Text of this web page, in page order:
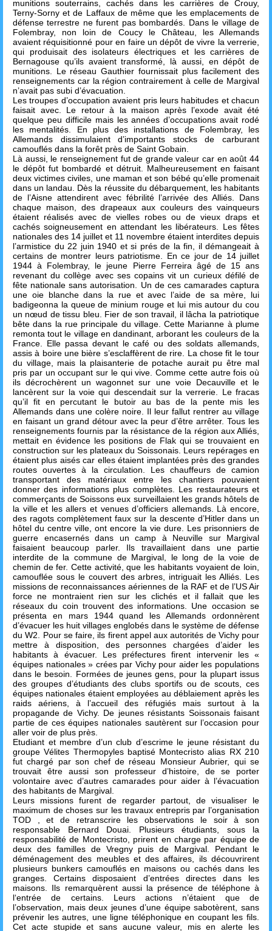
munitions souterrains, cachés dans les carrières de Crouy,
Terny-Sorny et de Laffaux de même que les emplacements de
défense terrestre ne furent pas bombardés. Dans le village de
Folembray, non loin de Coucy le Château, les Allemands
avaient réquisitionné pour en faire un dépôt de vivre la verrerie,
qui produisait des isolateurs électriques et les carrières de
Bernagouse qu’ils avaient transformé, là aussi, en dépôt de
munitions. Le réseau Gauthier fournissait plus facilement des
renseignements car la région contrairement à celle de Margival
n’avait pas subi d’évacuation.
Les troupes d’occupation avaient pris leurs habitudes et chacun
faisait avec. Le retour à la maison après l’exode avait été
quelque peu difficile mais les années d’occupations avait rodé
les mentalités. En plus des installations de Folembray, les
Allemands dissimulaient d’importants stocks de carburant
camouflés dans la forêt près de Saint Gobain.
Là aussi, le renseignement fut de grande valeur car en août 44
le dépôt fut bombardé et détruit. Malheureusement en faisant
deux victimes civiles, une maman et son bébé qu’elle promenait
dans un landau. Dès la réussite du débarquement, les habitants
de l’Aisne attendirent avec fébrilité l’arrivée des Alliés. Dans
chaque maison, des drapeaux aux couleurs des vainqueurs
étaient réalisés avec de vielles robes ou de vieux draps et
cachés soigneusement en attendant les libérateurs. Les fêtes
nationales des 14 juillet et 11 novembre étaient interdites depuis
l’armistice du 22 juin 1940 et si prés de la fin, il démangeait à
certains de montrer leurs patriotisme. En ce jour de 14 juillet
1944 à Folembray, le jeune Pierre Ferreira âgé de 15 ans
revenant du collège avec ses copains vit un curieux défilé de
fête nationale sans autorisation. Un de ces camarades captura
une oie blanche dans la rue et avec l’aide de sa mère, lui
badigeonna la queue de minium rouge et lui mis autour du cou
un nœud de tissu bleu. Fier de son travail, il lâcha la patriotique
bête dans la rue principale du village. Cette Marianne à plume
remonta tout le village en dandinant, arborant les couleurs de la
France. Elle passa devant le café ou des soldats allemands,
assis à boire une bière s’esclaffèrent de rire. La chose fit le tour
du village, mais la plaisanterie de potache aurait pu être mal
pris par un occupant sur le qui vive. Comme cette autre fois où
ils décrochèrent un wagonnet sur une voie Decauville et le
lancèrent sur la voie qui descendait sur la verrerie. Le fracas
qu’il fit en percutant le butoir au bas de la pente mis les
Allemands dans une colère noire. Il leur fallut rentrer au village
en faisant un grand détour avec la peur d’être arrêter. Tous les
renseignements fournis par la résistance de la région aux Alliés,
mettait en évidence les positions de Flak qui se trouvaient en
construction sur les plateaux du Soissonais. Leurs repérages en
étaient plus aisés car elles étaient implantées près des grandes
routes ouvertes à la circulation. Les chauffeurs de camion
transportant des matériaux entre les chantiers pouvaient
donner des informations plus complètes. Les restaurateurs et
commerçants de Soissons eux surveillaient les grands hôtels de
la ville et les allers et venues d’officiers allemands. Là encore,
des ragots complètement faux sur la descente d’Hitler dans un
hôtel du centre ville, ont encore la vie dure. Les prisonniers de
guerre encasernés dans un camp à Neuville sur Margival
faisaient beaucoup parler. Ils travaillaient dans une partie
interdite de la commune de Margival, le long de la voie de
chemin de fer. Cette activité, que les habitants voyaient de loin,
camouflée sous le couvert des arbres, intriguait les Alliés. Les
missions de reconnaissances aériennes de la RAF et de l’US Air
force ne montraient rien sur les clichés et il fallait que les
réseaux du coin trouvent des informations. Une occasion se
présenta en mars 1944 quand les Allemands ordonnèrent
d’évacuer les huit villages englobés dans le système de défense
du W2. Pour se faire, ils firent appel aux autorités de Vichy pour
mettre à disposition, des personnes chargées d’aider les
habitants à évacuer. Les préfectures firent intervenir les «
équipes nationales » crées par Vichy pour aider les populations
dans le besoin. Formées de jeunes gens, pour la plupart issus
des groupes d’étudiants des clubs sportifs ou de scouts, ces
équipes nationales étaient employées au déblaiement après les
raids aériens, à l’accueil des réfugiés mais surtout à la
propagande de Vichy. De jeunes résistants Soissonais faisant
partie de ces équipes nationales sautèrent sur l’occasion pour
aller voir de plus près.
Etudiant et membre d’un club d’escrime le jeune résistant du
groupe Vélites Thermopyles baptisé Montecristo alias RX 210
fut chargé par son chef de réseau Monsieur Aubrier, qui se
trouvait être aussi son professeur d’histoire, de se porter
volontaire avec d’autres camarades pour aider à l’évacuation
des habitants de Margival.
Leurs missions furent de regarder partout, de visualiser le
maximum de choses sur les travaux entrepris par l’organisation
TOD , et de retranscrire les observations le soir à son
responsable Bernard Douai. Plusieurs étudiants, sous la
responsabilité de Montecristo, prirent en charge par équipe de
deux des familles de Vregny puis de Margival. Pendant le
déménagement des meubles et des affaires, ils découvrirent
plusieurs bunkers camouflés en maisons ou cachés dans les
granges. Certains disposaient d’entrées directes dans les
maisons. Ils remarquèrent aussi la présence de téléphone à
l‘entrée de certains. Leurs actions n’étaient que de
l’observation, mais deux jeunes d’une équipe sabotèrent, sans
prévenir les autres, une ligne téléphonique en coupant les fils.
Cet acte stupide et sans aucune valeur, mis en alerte les